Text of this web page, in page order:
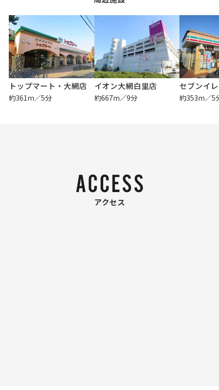
トップマート・大網店
約361m／5分
イオン大網白里店
約667m／9分 約353m／5
アクセス